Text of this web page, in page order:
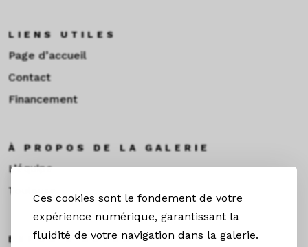
Ces cookies sont le fondement de votre
expérience numérique, garantissant la
fluidité de votre navigation dans la galerie.
LIENS UTILES
Page d’accueil
Contact
Financement
À PROPOS DE LA GALERIE
L’équipe
Toulouse
EXPOS & ACTUS